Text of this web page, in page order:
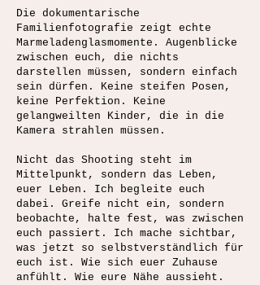
Die dokumentarische
Familienfotografie zeigt echte
Marmeladenglasmomente. Augenblicke
zwischen euch, die nichts
darstellen müssen, sondern einfach
sein dürfen. Keine steifen Posen,
keine Perfektion. Keine
gelangweilten Kinder, die in die
Kamera strahlen müssen.
Nicht das Shooting steht im
Mittelpunkt, sondern das Leben,
euer Leben. Ich begleite euch
dabei. Greife nicht ein, sondern
beobachte, halte fest, was zwischen
euch passiert. Ich mache sichtbar,
was jetzt so selbstverständlich für
euch ist. Wie sich euer Zuhause
anfühlt. Wie eure Nähe aussieht.